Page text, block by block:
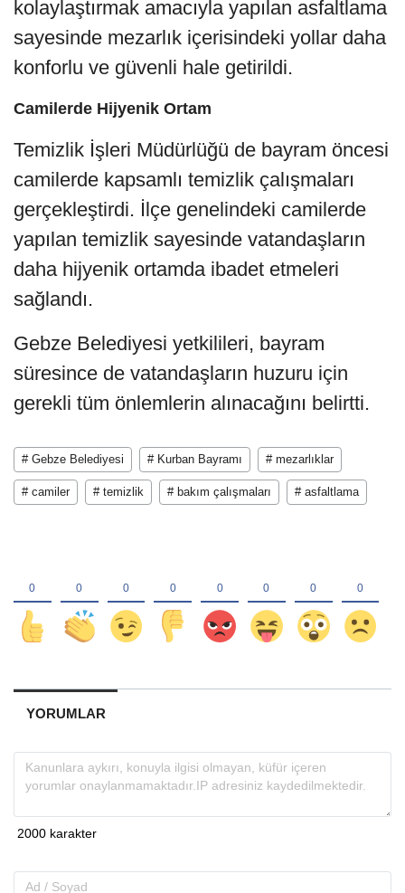
kolaylaştırmak amacıyla yapılan asfaltlama
sayesinde mezarlık içerisindeki yollar daha
konforlu ve güvenli hale getirildi.
Camilerde Hijyenik Ortam
Temizlik İşleri Müdürlüğü de bayram öncesi
camilerde kapsamlı temizlik çalışmaları
gerçekleştirdi. İlçe genelindeki camilerde
yapılan temizlik sayesinde vatandaşların
daha hijyenik ortamda ibadet etmeleri
sağlandı.
Gebze Belediyesi yetkilileri, bayram
süresince de vatandaşların huzuru için
gerekli tüm önlemlerin alınacağını belirtti.
# Gebze Belediyesi # Kurban Bayramı # mezarlıklar
# camiler # temizlik # bakım çalışmaları # asfaltlama
YORUMLAR